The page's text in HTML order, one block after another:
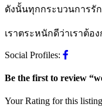
ดังนั้นทุกกระบวนการรั
เราตระหนักดีว่าเราต้อ
Social Profiles:
Be the first to review
Your Rating for this listing